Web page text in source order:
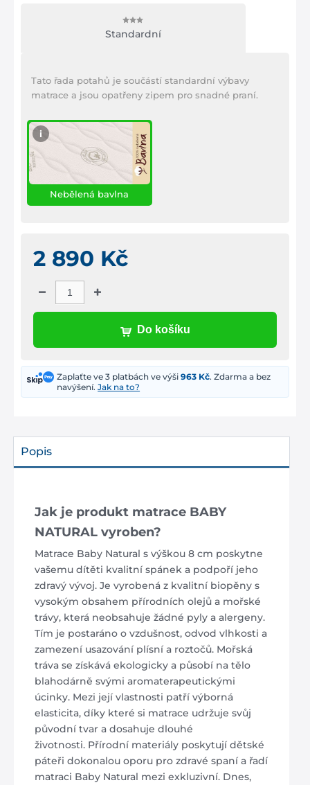
Standardní
Tato řada potahů je součástí standardní výbavy
matrace a jsou opatřeny zipem pro snadné praní.
Nebělená bavlna
i
2 890 Kč
Do košíku
Zaplaťte ve 3 platbách ve výši963 Kč. Zdarma a bez
navýšení.Jak na to?
Popis
Jak je produkt matrace BABY
NATURAL vyroben?
Matrace Baby Natural s výškou 8 cm poskytne
vašemu dítěti kvalitní spánek a podpoří jeho
zdravý vývoj. Je vyrobená z kvalitní biopěny s
vysokým obsahem přírodních olejů a mořské
trávy, která neobsahuje žádné pyly a alergeny.
Tím je postaráno o vzdušnost, odvod vlhkosti a
zamezení usazování plísní a roztočů. Mořská
tráva se získává ekologicky a působí na tělo
blahodárně svými aromaterapeutickými
úcinky. Mezi její vlastnosti patří výborná
elasticita, díky které si matrace udržuje svůj
původní tvar a dosahuje dlouhé
životnosti. Přírodní materiály poskytují dětské
páteři dokonalou oporu pro zdravé spaní a řadí
matraci Baby Natural mezi exkluzivní. Dnes,